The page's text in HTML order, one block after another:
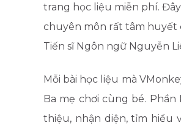
trang học liệu miễn phí.
chuyên môn rất tâm huyết
Tiến sĩ Ngôn ngữ Nguyễn
Mỗi bài học liệu mà
Ba mẹ chơi cùng bé.
thiệu, nhận diện, tỉm hiểu